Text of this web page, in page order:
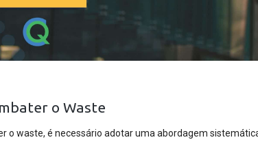
o Waste
o waste, é necessário adotar uma abordagem